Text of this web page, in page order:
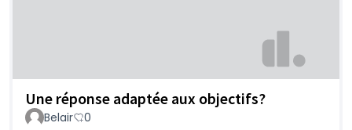
Une réponse adaptée aux objectifs?
Belair 0